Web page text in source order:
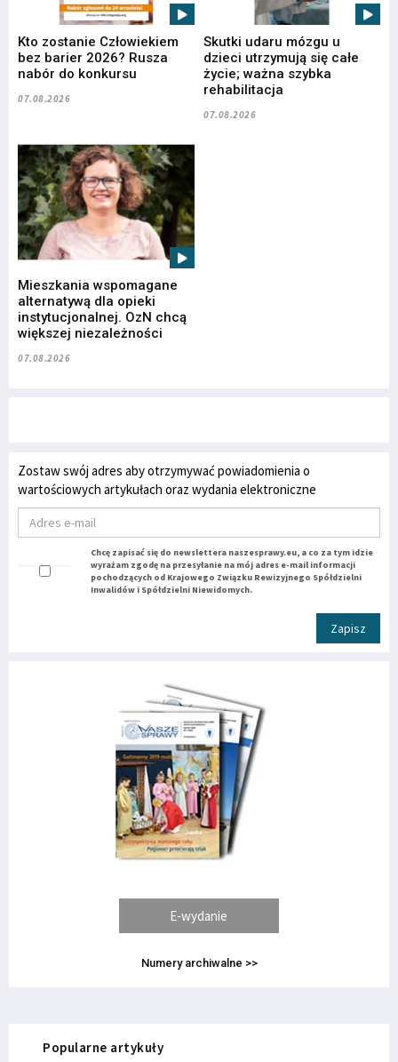
Kto zostanie Człowiekiem
bez barier 2026? Rusza
nabór do konkursu
07.08.2026
Skutki udaru mózgu u
dzieci utrzymują się całe
życie; ważna szybka
rehabilitacja
07.08.2026
Mieszkania wspomagane
alternatywą dla opieki
instytucjonalnej. OzN chcą
większej niezależności
07.08.2026
Zostaw swój adres aby otrzymywać powiadomienia o
wartościowych artykułach oraz wydania elektroniczne
Chcę zapisać się do newslettera naszesprawy.eu, a co za tym idzie
wyrażam zgodę na przesyłanie na mój adres e-mail informacji
pochodzących od Krajowego Związku Rewizyjnego Spółdzielni
Inwalidów i Spółdzielni Niewidomych.
Zapisz
E-wydanie
Numery archiwalne >>
Popularne artykuły